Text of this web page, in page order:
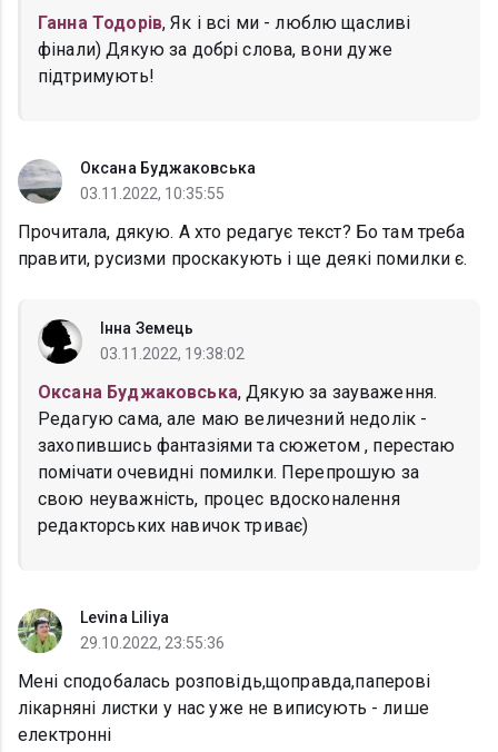
Ганна Тодорів, Як і всі ми - люблю щасливі
фінали) Дякую за добрі слова, вони дуже
підтримують!
Оксана Буджаковська
03.11.2022, 10:35:55
Прочитала, дякую. А хто редагує текст? Бо там треба
правити, русизми проскакують і ще деякі помилки є.
Інна Земець
03.11.2022, 19:38:02
Оксана Буджаковська, Дякую за зауваження.
Редагую сама, але маю величезний недолік -
захопившись фантазіями та сюжетом , перестаю
помічати очевидні помилки. Перепрошую за
свою неуважність, процес вдосконалення
редакторських навичок триває)
Levina Liliya
29.10.2022, 23:55:36
Мені сподобалась розповідь,щоправда,паперові
лікарняні листки у нас уже не виписують - лише
електронні